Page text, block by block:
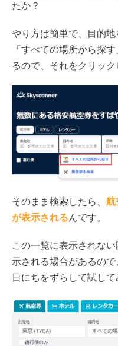
たか？
やり方は簡単で、目的
「すべての場所から探
るので、それをクリック
そのまま検索したら、 航
が表示されるんです。
この一覧に表示されな
示される場合があるの
日にちをずらして試して